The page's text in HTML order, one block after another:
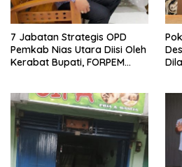
7 Jabatan Strategis OPD
Pemkab Nias Utara Diisi Oleh
Kerabat Bupati, FORPEM